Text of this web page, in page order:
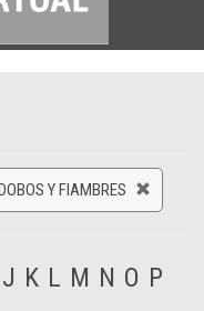
Y FIAMBRES
J K L M N O P